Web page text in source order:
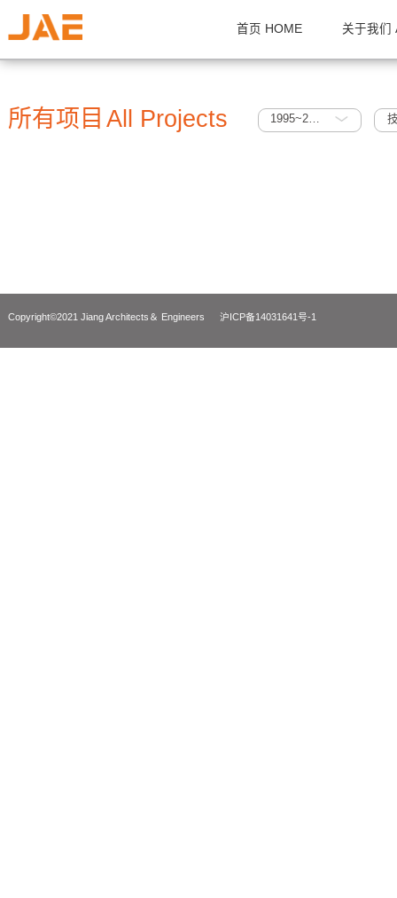
首页 HOME 关
所有项目 All Projects 1995~2005
Copyright©2021 Jiang Architects＆ Engineers 沪ICP备14031641号-1